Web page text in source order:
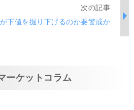
次の記事
下値を掘り下げるのか要警戒か
ーケットコラム